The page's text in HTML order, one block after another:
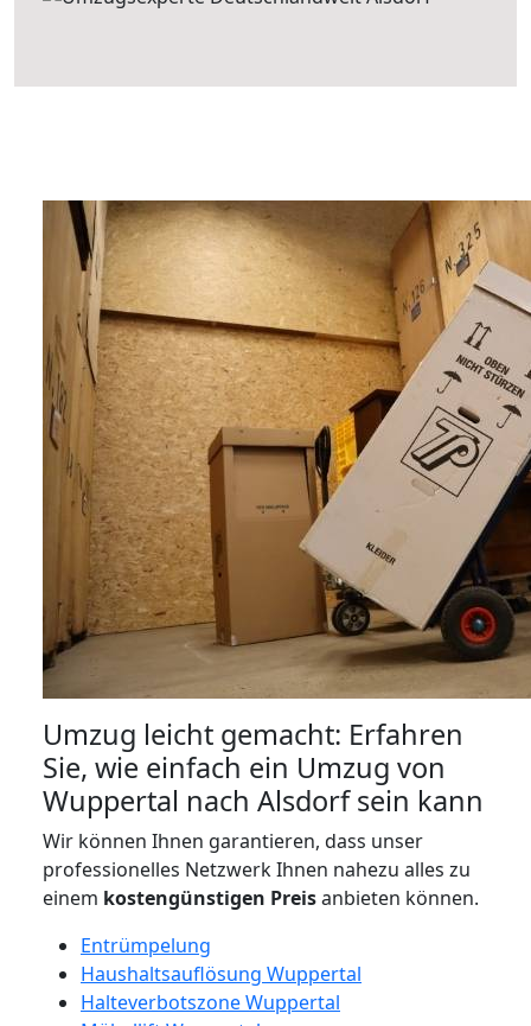
Umzug leicht gemacht: Erfahren
Sie, wie einfach ein Umzug von
Wuppertal nach Alsdorf sein kann
Wir können Ihnen garantieren, dass unser
professionelles Netzwerk Ihnen nahezu alles zu
einem kostengünstigen Preisanbieten können.
Entrümpelung
Haushaltsauflösung Wuppertal
Halteverbotszone Wuppertal